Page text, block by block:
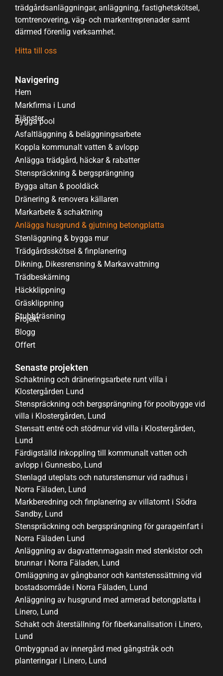
trädgårdsanläggningar, anläggning, fastighetskötsel,
tomtrenovering, väg- och markentreprenader samt
därmed förenlig verksamhet.
Hitta till oss
Navigering
Hem
Markfirma i Lund
Tjänster
Bygga pool
Asfaltläggning & beläggningsarbete
Koppla kommunalt vatten & avlopp
Anlägga trädgård, häckar & rabatter
Stenspräckning & bergsprängning
Bygga altan & pooldäck
Dränering & renovera källaren
Markarbete & schaktning
Anlägga husgrund & gjutning betongplatta
Stenläggning & bygga mur
Trädgårdsskötsel & finplanering
Dikning, Dikesrensning & Markavvattning
Trädbeskärning
Häckklippning
Gräsklippning
Stubbfräsning
Projekt
Blogg
Offert
Senaste projekten
Schaktning och dräneringsarbete runt villa i
Klostergården Lund
Stenspräckning och bergsprängning för poolbygge vid
villa i Klostergården, Lund
Stensatt entré och stödmur vid villa i Klostergården,
Lund
Färdigställd inkoppling till kommunalt vatten och
avlopp i Gunnesbo, Lund
Stenlagd uteplats och naturstensmur vid radhus i
Norra Fäladen, Lund
Markberedning och finplanering av villatomt i Södra
Sandby, Lund
Stenspräckning och bergsprängning för garageinfart i
Norra Fäladen Lund
Anläggning av dagvattenmagasin med stenkistor och
brunnar i Norra Fäladen, Lund
Omläggning av gångbanor och kantstenssättning vid
bostadsområde i Norra Fäladen, Lund
Anläggning av husgrund med armerad betongplatta i
Linero, Lund
Schakt och återställning för fiberkanalisation i Linero,
Lund
Ombyggnad av innergård med gångstråk och
planteringar i Linero, Lund